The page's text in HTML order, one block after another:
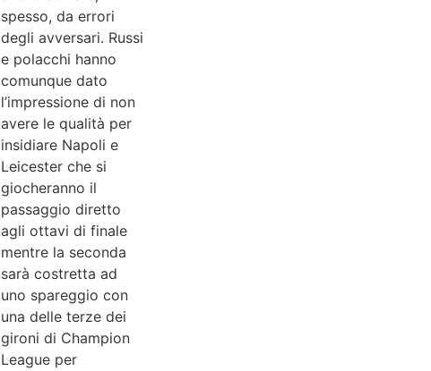
spesso, da errori
degli avversari. Russi
e polacchi hanno
comunque dato
l’impressione di non
avere le qualità per
insidiare Napoli e
Leicester che si
giocheranno il
passaggio diretto
agli ottavi di finale
mentre la seconda
sarà costretta ad
uno spareggio con
una delle terze dei
gironi di Champion
League per